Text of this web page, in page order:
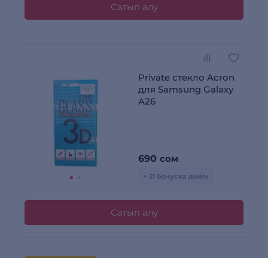
Сатып алу
Private стекло Acron
для Samsung Galaxy
A26
690 сом
+ 21 бонусқа дейін
Сатып алу